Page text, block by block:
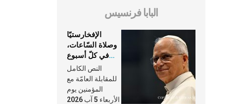
البابا فرنسيس
الإفخارستيّا
وصلاة السّاعات،
في كلّ أسبوع
وكلّ يوم، هما
النَّفَس في حياة
الكنيسة
النص الكامل
للمقابلة العامّة مع
المؤمنين يوم
الأربعاء 5 آب 2026